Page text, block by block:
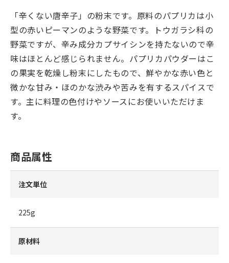
「辛くない唐辛子」の粉末です。原料のパプリカは小
型の赤いピーマンのような野菜です。トウガラシ科の
野菜ですが、辛み成分カプサイシンを持たないので辛
味はほとんど感じられません。パプリカパウダーはこ
の果実を乾燥し粉末にしたもので、鮮やかな赤い色と
微かな甘み・ほのかな渋みや苦みを有するスパイスで
す。主に料理の色付けやソースにお使いいただけま
す。
商品属性
注文単位
225g
原材料